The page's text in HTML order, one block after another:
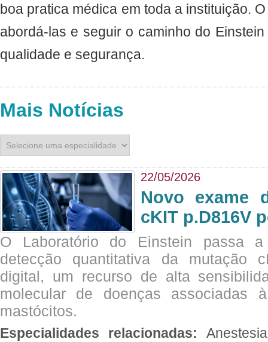
boa pratica médica em toda a instituição.
abordá-las e seguir o caminho do
qualidade e segurança.
Mais Notícias
22/05/2026
Novo exame
cKIT p.D816V
O Laboratório do Einstein passa
detecção quantitativa da mutação
digital, um recurso de alta
molecular de doenças associadas
mastócitos.
Especialidades relacionadas: